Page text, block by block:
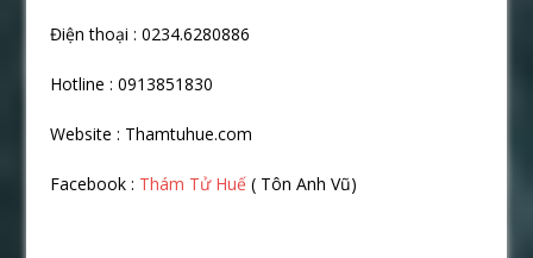
Điện thoại : 0234.6280886
Hotline : 0913851830
Website : Thamtuhue.com
Facebook : Thám Tử Huế ( Tôn Anh Vũ)